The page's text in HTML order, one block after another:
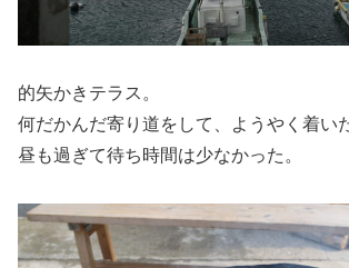
的矢かきテラス。
何だかんだ寄り道をして、ようやく着い
昼も過ぎて待ち時間は少なかった。